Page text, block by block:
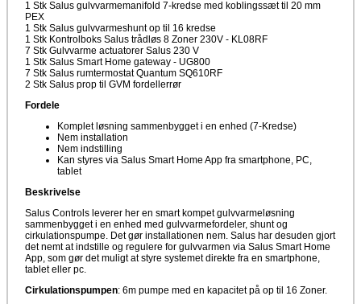
1 Stk Salus gulvvarmemanifold 7-kredse med koblingssæt til 20 mm
PEX
1 Stk Salus gulvvarmeshunt op til 16 kredse
1 Stk Kontrolboks Salus trådløs 8 Zoner 230V - KL08RF
7 Stk Gulvvarme actuatorer Salus 230 V
1 Stk Salus Smart Home gateway - UG800
7 Stk Salus rumtermostat Quantum SQ610RF
2 Stk Salus prop til GVM fordellerrør
Fordele
Komplet løsning sammenbygget i en enhed (7-Kredse)
Nem installation
Nem indstilling
Kan styres via Salus Smart Home App fra smartphone, PC,
tablet
Beskrivelse
Salus Controls leverer her en smart kompet gulvvarmeløsning
sammenbygget i en enhed med gulvvarmefordeler, shunt og
cirkulationspumpe. Det gør installationen nem. Salus har desuden gjort
det nemt at indstille og regulere for gulvvarmen via Salus Smart Home
App, som gør det muligt at styre systemet direkte fra en smartphone,
tablet eller pc.
Cirkulationspumpen: 6m pumpe med en kapacitet på op til 16 Zoner.